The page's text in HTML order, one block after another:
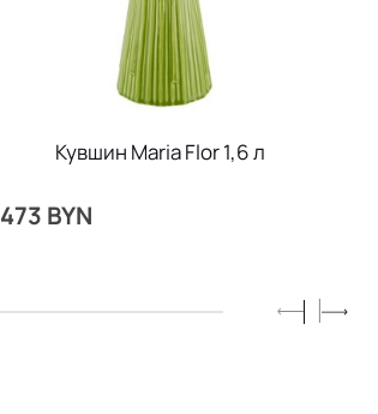
Кувшин Maria Flor 1,6 л
473 BYN